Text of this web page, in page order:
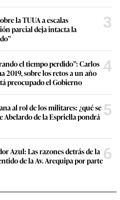
la TUUA a escalas
parcial deja intacta la
3
el tiempo perdido”: Carlos
2019, sobre los retos a un año
preocupado el Gobierno
4
al rol de los militares: ¿qué se
Abelardo de la Espriella pondrá 5
Azul: Las razones detrás de la
de la Av. Arequipa por parte6